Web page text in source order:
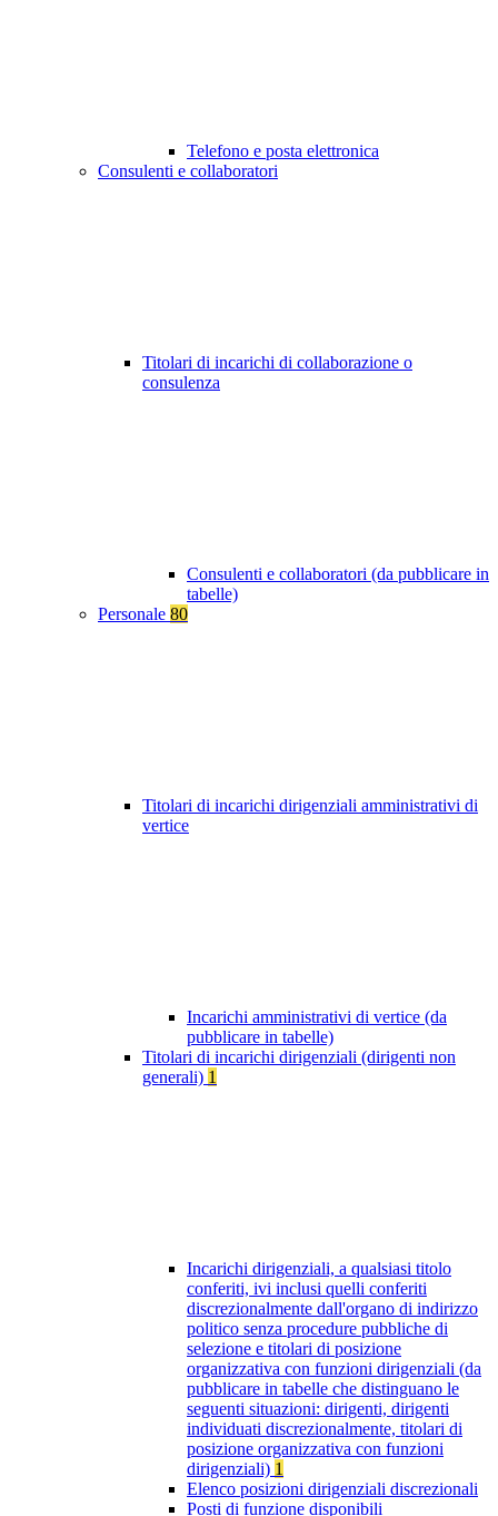
Telefono e posta elettronica
Consulenti e collaboratori
Titolari di incarichi di collaborazione o
consulenza
Consulenti e collaboratori (da pubblicare in
tabelle)
Personale 80
Titolari di incarichi dirigenziali amministrativi di
vertice
Incarichi amministrativi di vertice (da
pubblicare in tabelle)
Titolari di incarichi dirigenziali (dirigenti non
generali) 1
Incarichi dirigenziali, a qualsiasi titolo
conferiti, ivi inclusi quelli conferiti
discrezionalmente dall'organo di indirizzo
politico senza procedure pubbliche di
selezione e titolari di posizione
organizzativa con funzioni dirigenziali (da
pubblicare in tabelle che distinguano le
seguenti situazioni: dirigenti, dirigenti
individuati discrezionalmente, titolari di
posizione organizzativa con funzioni
dirigenziali) 1
Elenco posizioni dirigenziali discrezionali
Posti di funzione disponibili